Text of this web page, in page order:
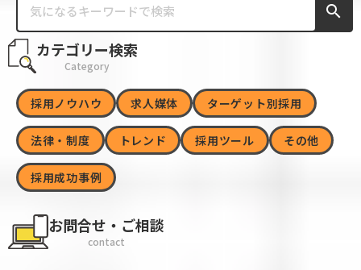
search
カテゴリー検索
Category
採用ノウハウ 求人媒体 ターゲット別採用
法律・制度 トレンド 採用ツール その他
採用成功事例
お問合せ・ご相談
contact